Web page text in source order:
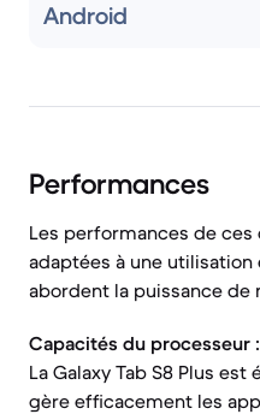
Android
Performances
Les performances de
adaptées à une utilisation
abordent la puissance de
Capacités du processeur :
La Galaxy Tab S8 Plus
gère efficacement les